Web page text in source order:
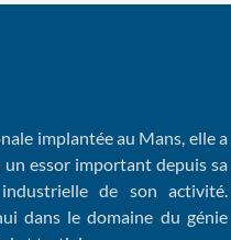
implantée au Mans, elle a
essor important depuis sa
de son activité.
dans le domaine du génie